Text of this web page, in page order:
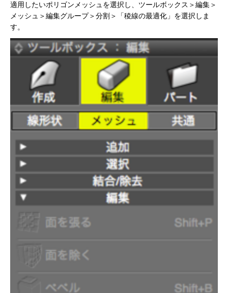
適用したいポリゴンメッシュを選択し、ツールボックス＞編集＞
メッシュ＞編集グループ＞分割＞「稜線の最適化」を選択しま
す。